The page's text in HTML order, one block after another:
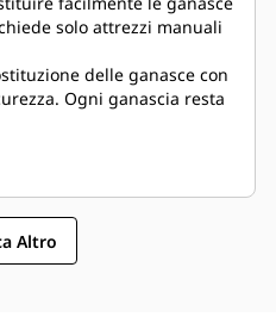
solo attrezzi manuali
delle ganasce con
Ogni ganascia resta
i seguenti tipi di ganasce:
Altro